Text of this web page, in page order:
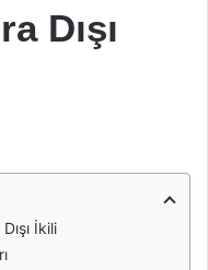
Dışı
İkili